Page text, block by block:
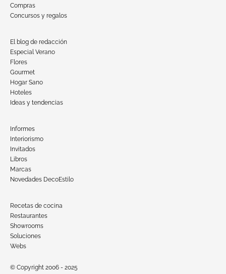
Compras
Concursos y regalos
El blog de redacción
Especial Verano
Flores
Gourmet
Hogar Sano
Hoteles
Ideas y tendencias
Informes
Interiorismo
Invitados
Libros
Marcas
Novedades DecoEstilo
Recetas de cocina
Restaurantes
Showrooms
Soluciones
Webs
© Copyright 2006 - 2025